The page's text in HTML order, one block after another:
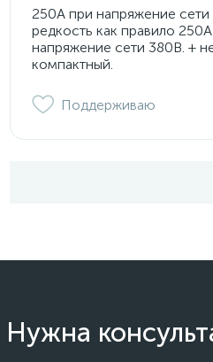
250А при напряжение сети
редкость как правило
напряжение сети 380В. +
компактный.
Поддерживаю
Нужна